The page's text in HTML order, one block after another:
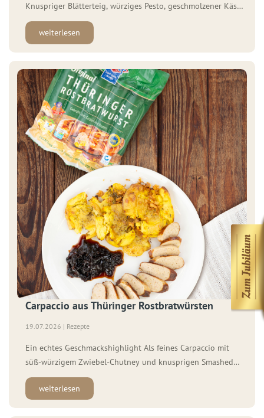
Knuspriger Blätterteig, würziges Pesto, geschmolzener Käse
und aromatischer WOLF Thüringer Schinkenspeck – diese
Pesto-Twists sind schnell gemacht und der perfekte Snack für
oder einfach zwischendurch: Sie schmecken frisch aus dem
Ofen genauso lecker wie kalt. Zutaten […]
weiterlesen
Carpaccio aus Thüringer Rostbratwürsten
19.07.2026 | Rezepte
Ein echtes Geschmackshighlight Als feines Carpaccio mit
süß-würzigem Zwiebel-Chutney und knusprigen Smashed
Potatoes wird aus den Rostbratwürsten vom Vortag ein
echtes Geschmackshighlight. Zutaten für 4 Personen: 4 WOLF
weiterlesen